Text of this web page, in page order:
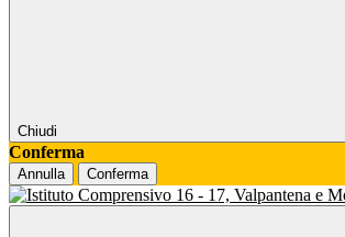
Chiudi
Conferma
Annulla Conferma